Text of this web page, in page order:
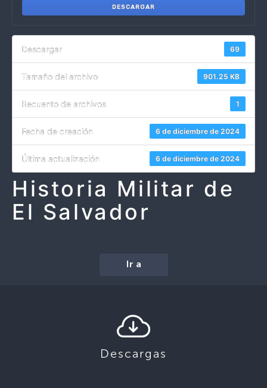
DESCARGAR
Descargar 69
Tamaño del archivo 901.25 KB
Recuento de archivos 1
Fecha de creación 6 de diciembre de 2024
Última actualización 6 de diciembre de 2024
Historia Militar de
El Salvador
Ir a
Descargas